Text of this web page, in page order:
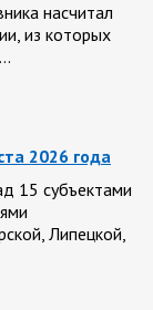
насчитал
из которых
2026 года
15 субъектами
Липецкой,